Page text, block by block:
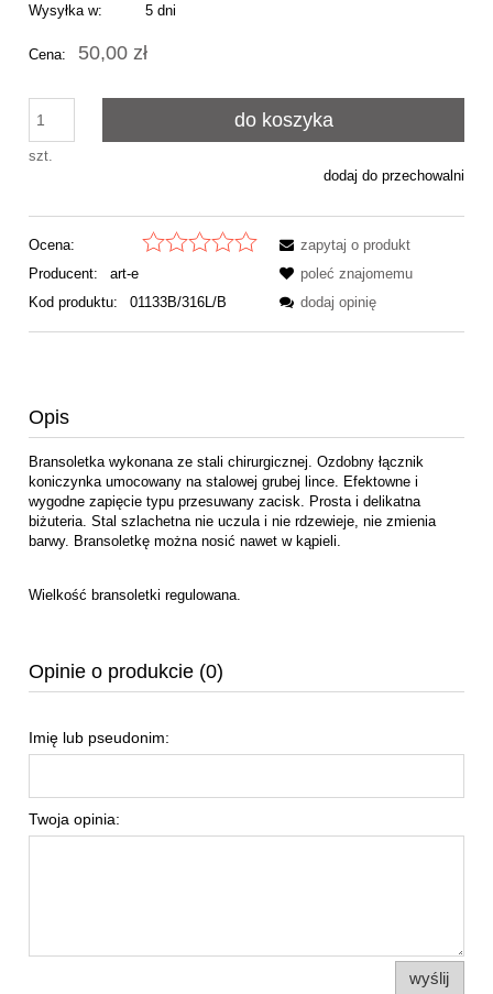
Wysyłka w:
5 dni
Cena: 50,00 zł
szt.
do koszyka
dodaj do przechowalni
Ocena:
Producent:
art-e
Kod produktu:
01133B/316L/B
zapytaj o produkt
poleć znajomemu
dodaj opinię
Opis
Bransoletka wykonana ze stali chirurgicznej. Ozdobny łącznik
koniczynka umocowany na stalowej grubej lince. Efektowne i
wygodne zapięcie typu przesuwany zacisk. Prosta i delikatna
biżuteria. Stal szlachetna nie uczula i nie rdzewieje, nie zmienia
barwy. Bransoletkę można nosić nawet w kąpieli.
Wielkość bransoletki regulowana.
Opinie o produkcie (0)
Imię lub pseudonim:
Twoja opinia:
wyślij